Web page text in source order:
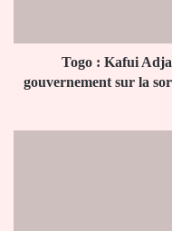
sur
sortie
Togo : Kafui
gouvernement sur la